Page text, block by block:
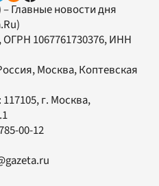
– Главные новости дня
, ОГРН 1067761730376, ИНН
Москва, Коптевская
117105, г. Москва,
00-12